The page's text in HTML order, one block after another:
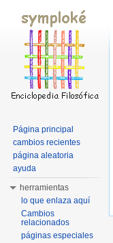
Página principal
cambios recientes
página aleatoria
ayuda
herramientas
lo que enlaza aquí
Cambios
relacionados
páginas especiales